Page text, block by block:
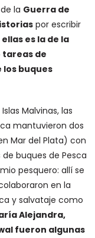
de la Guerra de
por escribir
ellas es la de la
tareas de
los buques
Malvinas, las
mantuvieron dos
Mar del Plata) con
buques de Pesca
pesquero: allí se
en la
y salvataje como
Alejandra,
fueron algunas